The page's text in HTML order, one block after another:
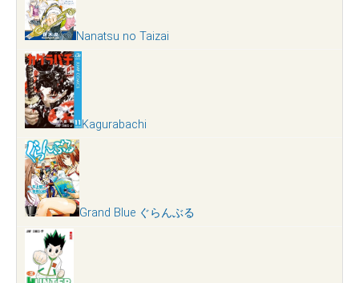
Nanatsu no Taizai
Kagurabachi
Grand Blue ぐらんぶる